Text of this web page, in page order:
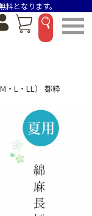
となります。
・L・LL） 都粋